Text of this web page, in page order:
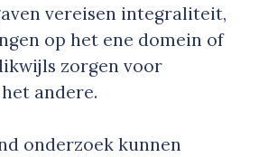
vereisen integraliteit,
op het ene domein of
zorgen voor
andere.
onderzoek kunnen